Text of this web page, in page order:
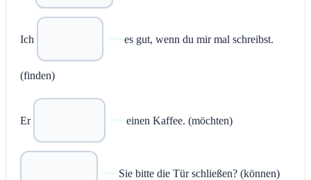
Ich es gut, wenn du mir mal schreibst.
(finden)
Er einen Kaffee. (möchten)
Sie bitte die Tür schließen? (können)